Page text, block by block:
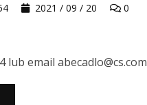
2021 / 09 / 20 0
lub email abecadlo@cs.com